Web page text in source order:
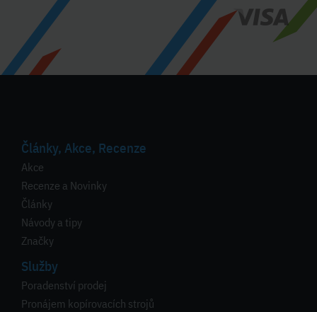
Články, Akce, Recenze
Akce
Recenze a Novinky
Články
Návody a tipy
Značky
Služby
Poradenství prodej
Pronájem kopírovacích strojů